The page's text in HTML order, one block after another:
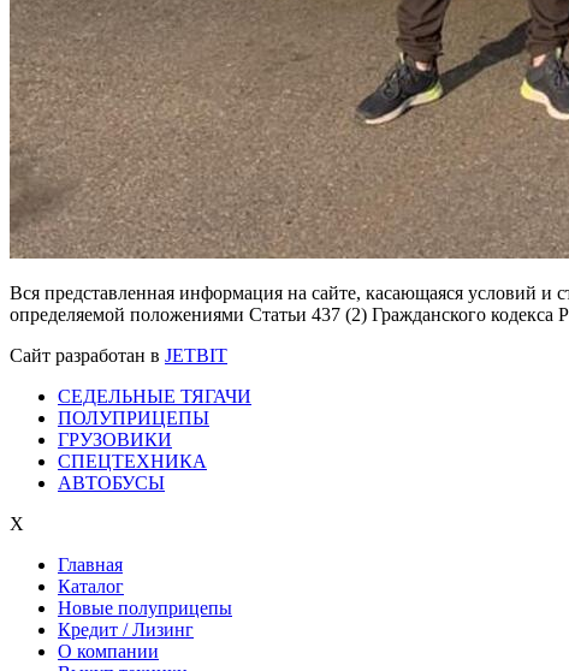
Вся представленная информация на сайте, касающаяся условий
определяемой положениями Статьи 437 (2) Гражданского кодекса
Сайт разработан в JETBIT
СЕДЕЛЬНЫЕ ТЯГАЧИ
ПОЛУПРИЦЕПЫ
ГРУЗОВИКИ
СПЕЦТЕХНИКА
АВТОБУСЫ
X
Главная
Каталог
Новые полуприцепы
Кредит / Лизинг
О компании